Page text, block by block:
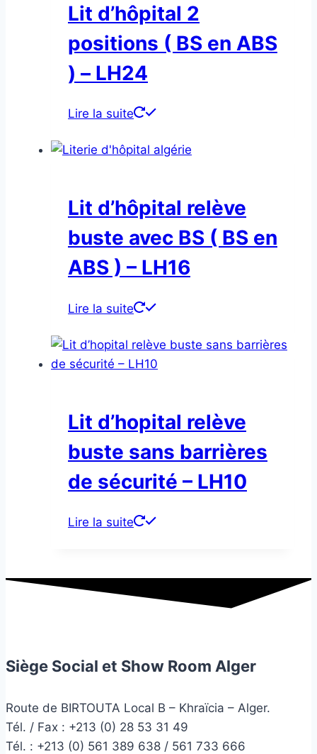
Lit d’hôpital 2
positions ( BS en ABS
) – LH24
Lire la suite
Lit d’hôpital relève
buste avec BS ( BS en
ABS ) – LH16
Lire la suite
Lit d’hopital relève
buste sans barrières
de sécurité – LH10
Lire la suite
Siège Social et Show Room Alger
Route de BIRTOUTA Local B – Khraïcia – Alger.
Tél. / Fax : +213 (0) 28 53 31 49
Tél. : +213 (0) 561 389 638 / 561 733 666